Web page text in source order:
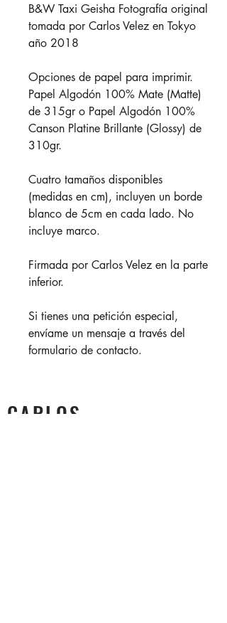
B&W Taxi Geisha Fotografía original
tomada por Carlos Velez en Tokyo
año 2018
Opciones de papel para imprimir.
Papel Algodón 100% Mate (Matte)
de 315gr o Papel Algodón 100%
Canson Platine Brillante (Glossy) de
310gr.
Cuatro tamaños disponibles
(medidas en cm), incluyen un borde
blanco de 5cm en cada lado. No
incluye marco.
Firmada por Carlos Velez en la parte
inferior.
Si tienes una petición especial,
envíame un mensaje a través del
formulario de contacto.
CARLOS